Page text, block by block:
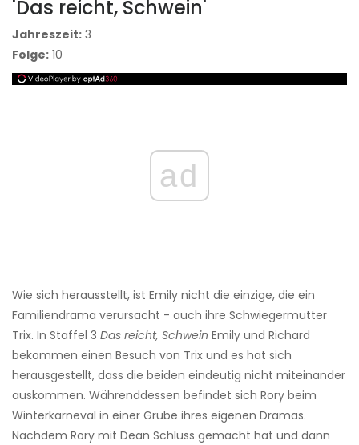
'Das reicht, Schwein'
Jahreszeit: 3
Folge: 10
ad
Wie sich herausstellt, ist Emily nicht die einzige, die ein
Familiendrama verursacht - auch ihre Schwiegermutter
Trix. In Staffel 3 Das reicht, Schwein Emily und Richard
bekommen einen Besuch von Trix und es hat sich
herausgestellt, dass die beiden eindeutig nicht miteinander
auskommen. Währenddessen befindet sich Rory beim
Winterkarneval in einer Grube ihres eigenen Dramas.
Nachdem Rory mit Dean Schluss gemacht hat und dann